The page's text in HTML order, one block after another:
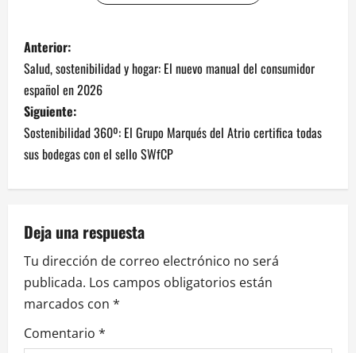
N
a
v
e
g
a
c
i
ó
Anterior:
Salud, sostenibilidad y hogar: El nuevo manual del consumidor
español en 2026
Siguiente:
Sostenibilidad 360º: El Grupo Marqués del Atrio certifica todas
sus bodegas con el sello SWfCP
Deja una respuesta
Tu dirección de correo electrónico no será
publicada. Los campos obligatorios están
marcados con *
Comentario *